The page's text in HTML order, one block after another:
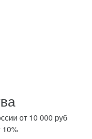
от 10 000 руб
10%